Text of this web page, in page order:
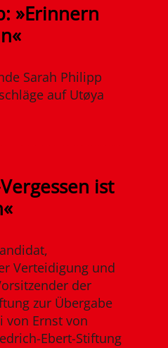
»Erinnern
Sarah Philipp
auf Utøya
ist
Verteidigung und
der
zur Übergabe
von Ernst von
Ebert-Stiftung